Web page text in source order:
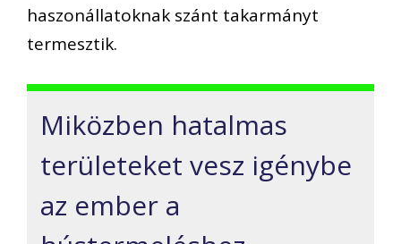
haszonállatoknak szánt takarmányt
termesztik.
Miközben hatalmas
területeket vesz igénybe
az ember a